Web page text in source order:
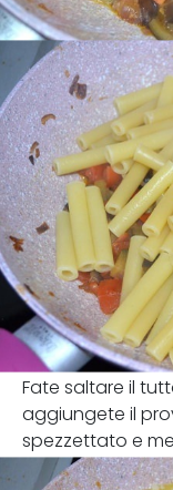
Fate saltare il
aggiungete il
spezzettato e